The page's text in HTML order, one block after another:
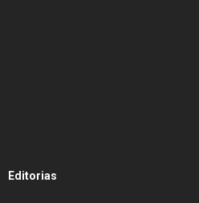
Editorias